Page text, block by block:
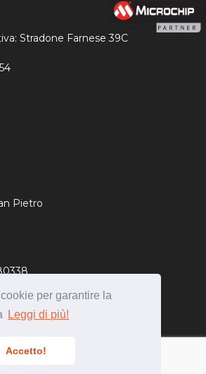
per garantire la
Leggi di più!
Accetto!
Stradone Farnese 39C
Pietro
€ i.v.
S.r.l. 2020 -